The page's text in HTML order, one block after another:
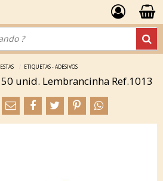
ETIQUETAS - ADESIVOS
unid. Lembrancinha Ref.1013